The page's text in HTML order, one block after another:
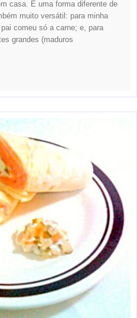
casa. É uma forma diferente de
muito versátil: para minha
comeu só a carne; e, para
grandes (maduros